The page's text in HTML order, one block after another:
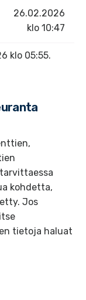
26.02.2026
klo 10:47
klo 05:55.
kohdetta,
Jos
tietoja haluat